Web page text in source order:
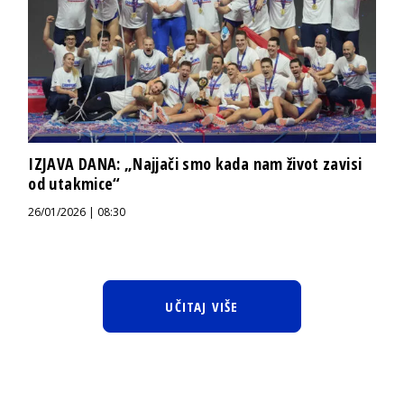
IZJAVA DANA: „Najjači smo kada nam život zavisi
od utakmice“
26/01/2026 | 08:30
UČITAJ VIŠE